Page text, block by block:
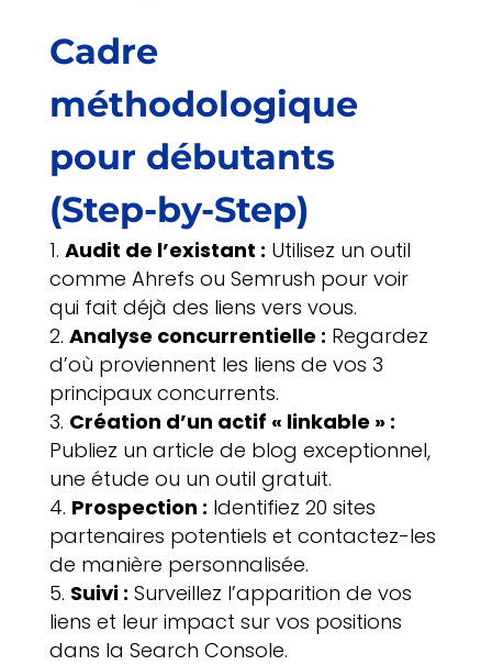
Cadre
méthodologique
pour débutants
(Step-by-Step)
Audit de l’existant : Utilisez un outil
comme Ahrefs ou Semrush pour voir
qui fait déjà des liens vers vous.
Analyse concurrentielle : Regardez
d’où proviennent les liens de vos 3
principaux concurrents.
Création d’un actif « linkable » :
Publiez un article de blog exceptionnel,
une étude ou un outil gratuit.
Prospection : Identifiez 20 sites
partenaires potentiels et contactez-les
de manière personnalisée.
Suivi : Surveillez l’apparition de vos
liens et leur impact sur vos positions
dans la Search Console.